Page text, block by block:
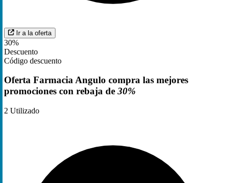
Ir a la oferta
30%
Descuento
Código descuento
Oferta Farmacia Angulo compra las mejores
promociones con rebaja de 30%
2 Utilizado